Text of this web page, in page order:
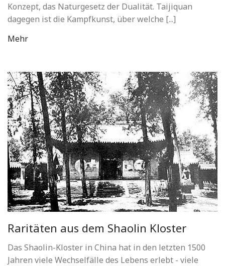
Konzept, das Naturgesetz der Dualität. Taijiquan
dagegen ist die Kampfkunst, über welche [...]
Mehr
Raritäten aus dem Shaolin Kloster
Das Shaolin-Kloster in China hat in den letzten 1500
Jahren viele Wechselfälle des Lebens erlebt - viele